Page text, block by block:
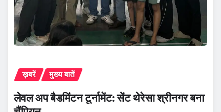
ख़बरें मुख्य बातें
लेवल अप बैडमिंटन टूर्नामेंट: सेंट थेरेसा श्रीनगर बना